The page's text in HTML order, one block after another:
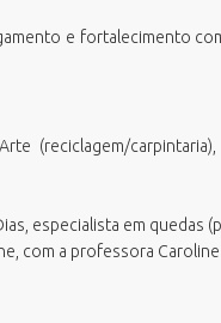
e fortalecimento
(reciclagem/
especialista em quedas
com a professora Caroline